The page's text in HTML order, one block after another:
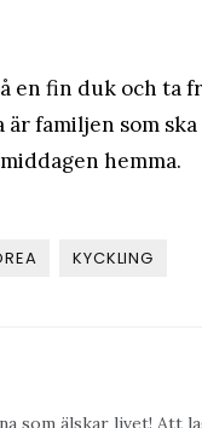
en fin duk och ta
är familjen som
hemma.
KYCKLING
som älskar livet! Att